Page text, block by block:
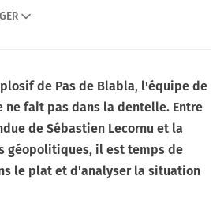
de Pas de Blabla, l'équipe de
ne fait pas dans la dentelle. Entre
de Sébastien Lecornu et la
géopolitiques, il est temps de
le plat et d'analyser la situation